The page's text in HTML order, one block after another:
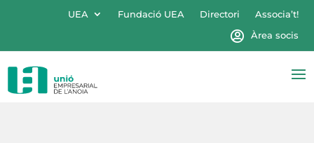
UEA Fundació UEA Directori
Associa’t!
Àrea socis